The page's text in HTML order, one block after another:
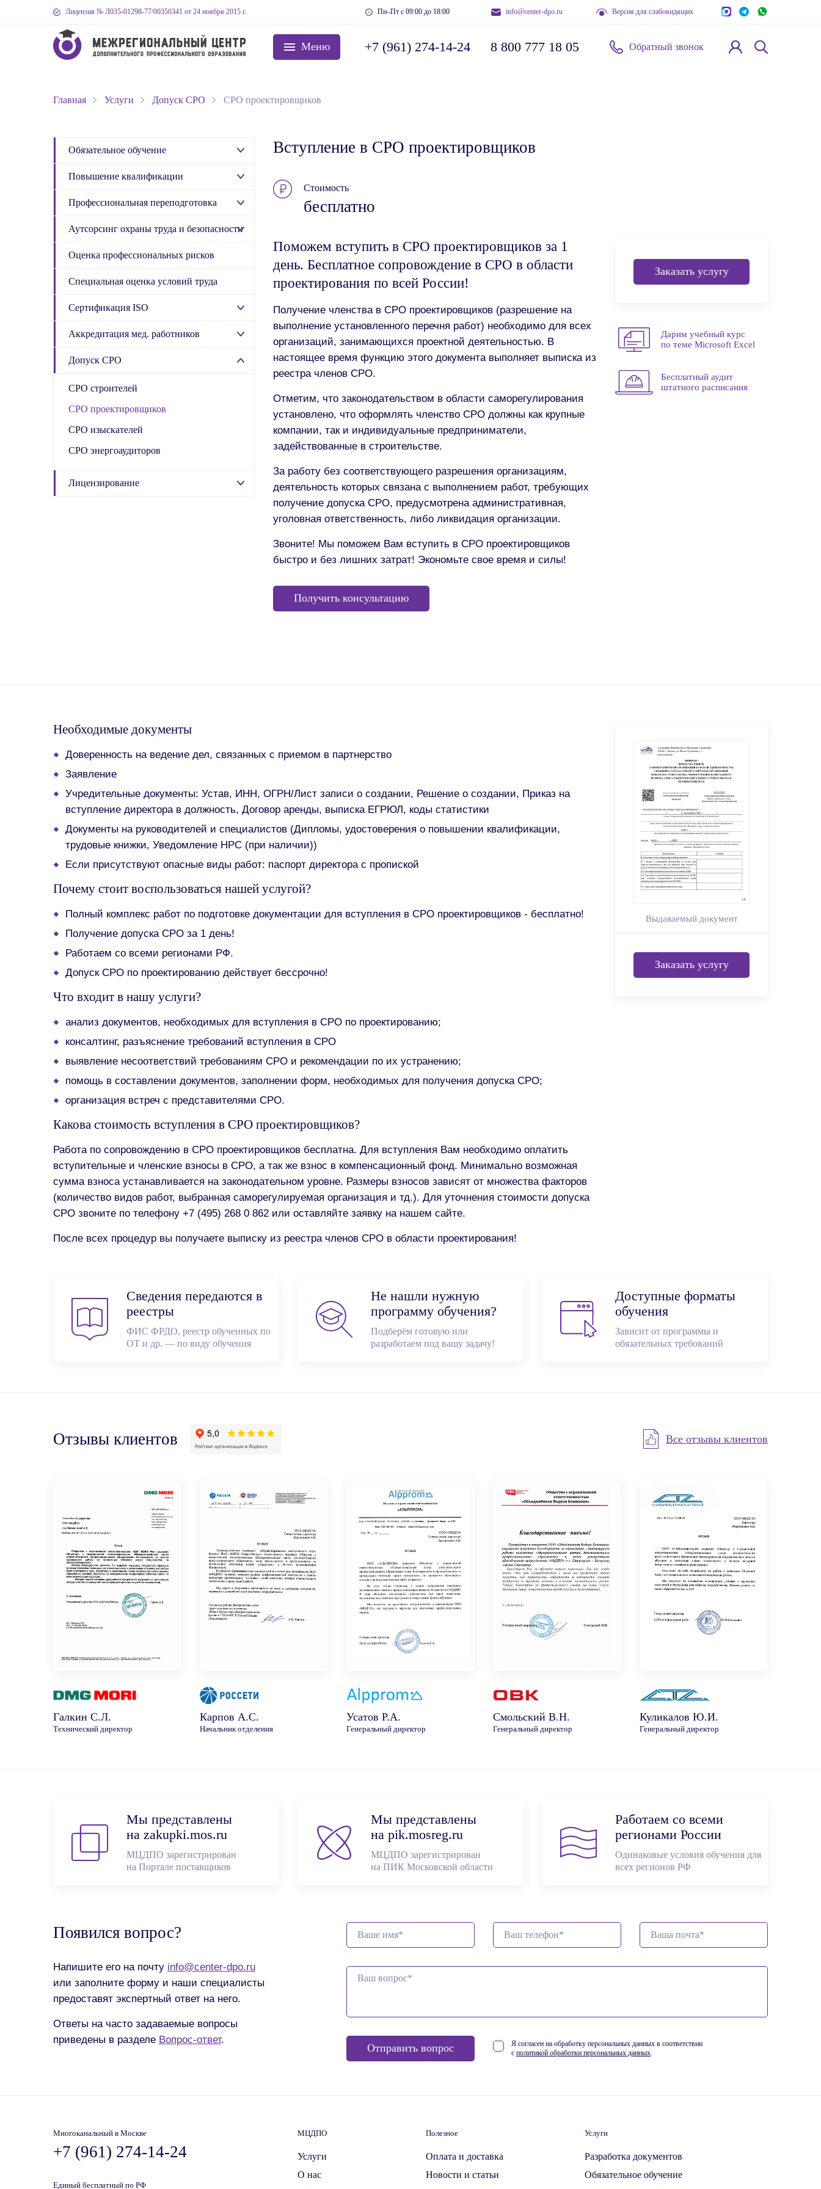
Лицензия № Л035-01298-77/00350341 от 24 ноября 2015 г. Пн–Пт с 09:00 до 18:00 info@center-dpo.ru Версия для слабовидящих
Меню +7 (961) 274-14-24 8 800 777 18 05 Обратный звонок
Главная Услуги Допуск СРО СРО проектировщиков
Обязательное обучение
Повышение квалификации
Профессиональная переподготовка
Аутсорсинг охраны труда и безопасности
Оценка профессиональных рисков
Специальная оценка условий труда
Сертификация ISO
Аккредитация мед. работников
Допуск СРО
СРО строителей
СРО проектировщиков
СРО изыскателей
СРО энергоаудиторов
Лицензирование
Вступление в СРО проектировщиков
Стоимость
бесплатно
Поможем вступить в СРО проектировщиков за 1
день. Бесплатное сопровождение в СРО в области
проектирования по всей России!
Получение членства в СРО проектировщиков (разрешение на
выполнение установленного перечня работ) необходимо для всех
организаций, занимающихся проектной деятельностью. В
настоящее время функцию этого документа выполняет выписка из
реестра членов СРО.
Отметим, что законодательством в области саморегулирования
установлено, что оформлять членство СРО должны как крупные
компании, так и индивидуальные предприниматели,
задействованные в строительстве.
За работу без соответствующего разрешения организациям,
деятельность которых связана с выполнением работ, требующих
получение допуска СРО, предусмотрена административная,
уголовная ответственность, либо ликвидация организации.
Звоните! Мы поможем Вам вступить в СРО проектировщиков
быстро и без лишних затрат! Экономьте свое время и силы!
Получить консультацию
Заказать услугу
Дарим учебный курс
по теме Microsoft Excel
Бесплатный аудит
штатного расписания
Необходимые документы
Доверенность на ведение дел, связанных с приемом в партнерство
Заявление
Учредительные документы: Устав, ИНН, ОГРН/Лист записи о создании, Решение о создании, Приказ на
вступление директора в должность, Договор аренды, выписка ЕГРЮЛ, коды статистики
Документы на руководителей и специалистов (Дипломы, удостоверения о повышении квалификации,
трудовые книжки, Уведомление НРС (при наличии))
Если присутствуют опасные виды работ: паспорт директора с пропиской
Почему стоит воспользоваться нашей услугой?
Полный комплекс работ по подготовке документации для вступления в СРО проектировщиков - бесплатно!
Получение допуска СРО за 1 день!
Работаем со всеми регионами РФ.
Допуск СРО по проектированию действует бессрочно!
Что входит в нашу услуги?
анализ документов, необходимых для вступления в СРО по проектированию;
консалтинг, разъяснение требований вступления в СРО
выявление несоответствий требованиям СРО и рекомендации по их устранению;
помощь в составлении документов, заполнении форм, необходимых для получения допуска СРО;
организация встреч с представителями СРО.
Какова стоимость вступления в СРО проектировщиков?
Работа по сопровождению в СРО проектировщиков бесплатна. Для вступления Вам необходимо оплатить
вступительные и членские взносы в СРО, а так же взнос в компенсационный фонд. Минимально возможная
сумма взноса устанавливается на законодательном уровне. Размеры взносов зависят от множества факторов
(количество видов работ, выбранная саморегулируемая организация и тд.). Для уточнения стоимости допуска
СРО звоните по телефону +7 (495) 268 0 862 или оставляйте заявку на нашем сайте.
После всех процедур вы получаете выписку из реестра членов СРО в области проектирования!
Выдаваемый документ
Заказать услугу
Сведения передаются в
реестры
ФИС ФРДО, реестр обученных по
ОТ и др. — по виду обучения
Не нашли нужную
программу обучения?
Подберём готовую или
разработаем под вашу задачу!
Доступные форматы
обучения
Зависит от программы и
обязательных требований
Отзывы клиентов Все отзывы клиентов
Галкин С.Л.
Технический директор
Карпов А.С.
Начальник отделения
Усатов Р.А.
Генеральный директор
Смольский В.Н.
Генеральный директор
Куликалов Ю.И.
Генеральный директор
Мы представлены
на zakupki.mos.ru
МЦДПО зарегистрирован
на Портале поставщиков
Мы представлены
на pik.mosreg.ru
МЦДПО зарегистрирован
на ПИК Московской области
Работаем со всеми
регионами России
Одинаковые условия обучения для
всех регионов РФ
Появился вопрос?
Напишите его на почту info@center-dpo.ru
или заполните форму и наши специалисты
предоставят экспертный ответ на него.
Ответы на часто задаваемые вопросы
приведены в разделе Вопрос-ответ.
Отправить вопрос
Я согласен на обработку персональных данных в соответствии
с политикой обработки персональных данных.
Многоканальный в Москве
+7 (961) 274-14-24
Единый бесплатный по РФ
МЦДПО
Услуги
О нас
Полезное
Оплата и доставка
Новости и статьи
Услуги
Разработка документов
Обязательное обучение